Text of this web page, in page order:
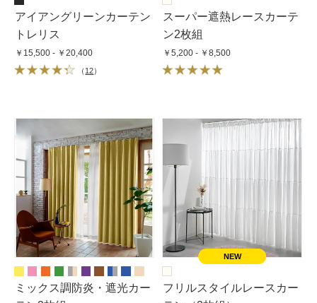
アイアングリーンカーテン
トレリス
￥15,500 - ￥20,400
（ 12）
スーパー遮熱レースカーテ
ン2枚組
￥5,200 - ￥8,500
ミックス調防炎・遮光カー
フリルスタイルレースカー